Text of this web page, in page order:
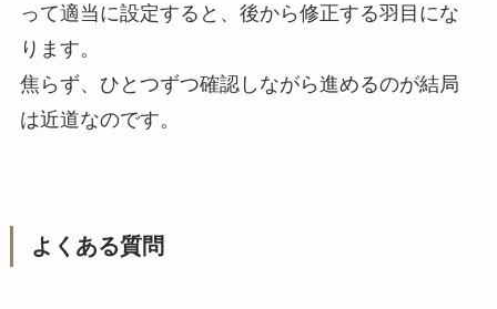
って適当に設定すると、後から修正する羽目にな
ります。
焦らず、ひとつずつ確認しながら進めるのが結局
は近道なのです。
よくある質問